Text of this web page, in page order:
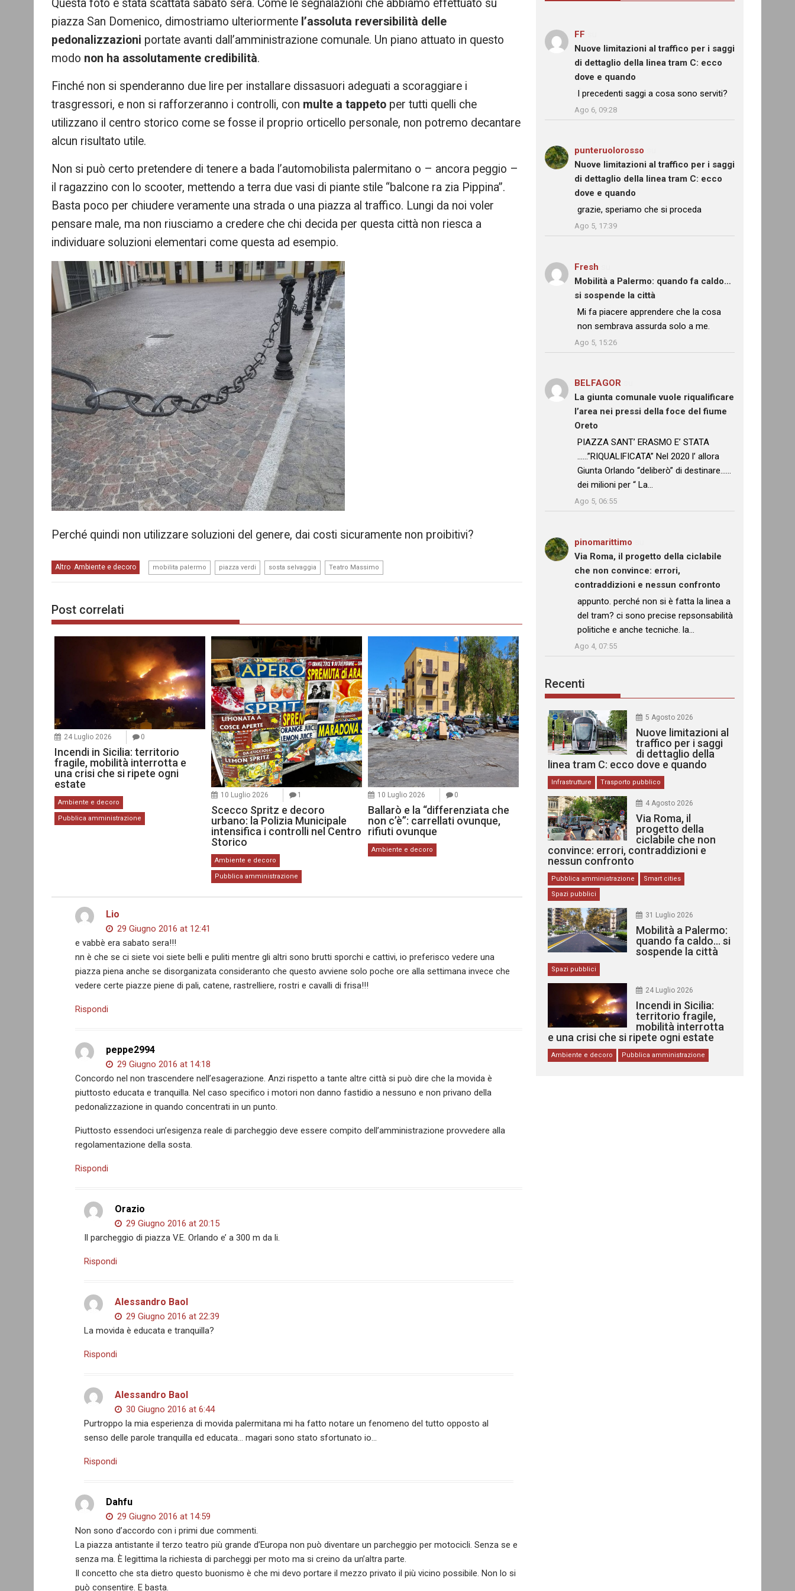
re
Questa foto è stata scattata sabato sera. Come le segnalazioni che abbiamo effettuato su
piazza San Domenico, dimostriamo ulteriormente l’assoluta reversibilità delle
pedonalizzazioni portate avanti dall’amministrazione comunale. Un piano attuato in questo
modo non ha assolutamente credibilità.
Finché non si spenderanno due lire per installare dissasuori adeguati a scoraggiare i
trasgressori, e non si rafforzeranno i controlli, con multe a tappeto per tutti quelli che
utilizzano il centro storico come se fosse il proprio orticello personale, non potremo decantare
alcun risultato utile.
Non si può certo pretendere di tenere a bada l’automobilista palermitano o – ancora peggio –
il ragazzino con lo scooter, mettendo a terra due vasi di piante stile “balcone ra zia Pippina”.
Basta poco per chiudere veramente una strada o una piazza al traffico. Lungi da noi voler
pensare male, ma non riusciamo a credere che chi decida per questa città non riesca a
individuare soluzioni elementari come questa ad esempio.
Perché quindi non utilizzare soluzioni del genere, dai costi sicuramente non proibitivi?
Altro Ambiente e decoro mobilita palermo piazza verdi sosta selvaggia Teatro Massimo
Post correlati
24 Luglio 2026 0
Incendi in Sicilia: territorio
fragile, mobilità interrotta e
una crisi che si ripete ogni
estate
Ambiente e decoro
Pubblica amministrazione
10 Luglio 2026 1
Scecco Spritz e decoro
urbano: la Polizia Municipale
intensifica i controlli nel Centro
Storico
Ambiente e decoro
Pubblica amministrazione
10 Luglio 2026 0
Ballarò e la “differenziata che
non c’è”: carrellati ovunque,
rifiuti ovunque
Ambiente e decoro
Lio
29 Giugno 2016 at 12:41
e vabbè era sabato sera!!!
nn è che se ci siete voi siete belli e puliti mentre gli altri sono brutti sporchi e cattivi, io preferisco vedere una
piazza piena anche se disorganizata consideranto che questo avviene solo poche ore alla settimana invece che
vedere certe piazze piene di pali, catene, rastrelliere, rostri e cavalli di frisa!!!
Rispondi
peppe2994
29 Giugno 2016 at 14:18
Concordo nel non trascendere nell’esagerazione. Anzi rispetto a tante altre città si può dire che la movida è
piuttosto educata e tranquilla. Nel caso specifico i motori non danno fastidio a nessuno e non privano della
pedonalizzazione in quando concentrati in un punto.
Piuttosto essendoci un’esigenza reale di parcheggio deve essere compito dell’amministrazione provvedere alla
regolamentazione della sosta.
Rispondi
Orazio
29 Giugno 2016 at 20:15
Il parcheggio di piazza V.E. Orlando e’ a 300 m da li.
Rispondi
Alessandro Baol
29 Giugno 2016 at 22:39
La movida è educata e tranquilla?
Rispondi
Alessandro Baol
30 Giugno 2016 at 6:44
Purtroppo la mia esperienza di movida palermitana mi ha fatto notare un fenomeno del tutto opposto al
senso delle parole tranquilla ed educata… magari sono stato sfortunato io…
Rispondi
Dahfu
29 Giugno 2016 at 14:59
Non sono d’accordo con i primi due commenti.
La piazza antistante il terzo teatro più grande d’Europa non può diventare un parcheggio per motocicli. Senza se e
senza ma. È legittima la richiesta di parcheggi per moto ma si creino da un’altra parte.
Il concetto che sta dietro questo buonismo è che mi devo portare il mezzo privato il più vicino possibile. Non lo si
può consentire. E basta.
FF
Nuove limitazioni al traffico per i saggi
di dettaglio della linea tram C: ecco
dove e quando
: “I precedenti saggi a cosa sono serviti?
Ago 6, 09:28
punteruolorosso
Nuove limitazioni al traffico per i saggi
di dettaglio della linea tram C: ecco
dove e quando
: “
grazie, speriamo che si proceda
Ago 5, 17:39
Fresh
Mobilità a Palermo: quando fa caldo…
si sospende la città
: “
Mi fa piacere apprendere che la cosa
non sembrava assurda solo a me.
Ago 5, 15:26
BELFAGOR
La giunta comunale vuole riqualificare
l’area nei pressi della foce del fiume
Oreto
: “
PIAZZA SANT’ ERASMO E’ STATA
……”RIQUALIFICATA” Nel 2020 l’ allora
Giunta Orlando “deliberò” di destinare……
dei milioni per “ La…
Ago 5, 06:55
pinomarittimo
Via Roma, il progetto della ciclabile
che non convince: errori,
contraddizioni e nessun confronto
: “
appunto. perché non si è fatta la linea a
del tram? ci sono precise repsonsabilità
politiche e anche tecniche. la…
Ago 4, 07:55
Recenti
5 Agosto 2026
Nuove limitazioni al
traffico per i saggi
di dettaglio della
linea tram C: ecco dove e quando
Infrastrutture Trasporto pubblico
4 Agosto 2026
Via Roma, il
progetto della
ciclabile che non
convince: errori, contraddizioni e
nessun confronto
Pubblica amministrazione
Smart cities
Spazi pubblici
31 Luglio 2026
Mobilità a Palermo:
quando fa caldo… si
sospende la città
Spazi pubblici
24 Luglio 2026
Incendi in Sicilia:
territorio fragile,
mobilità interrotta
e una crisi che si ripete ogni estate
Ambiente e decoro Pubblica amministrazione